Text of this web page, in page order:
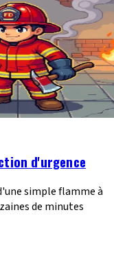
d'urgence
simple flamme à
de minutes